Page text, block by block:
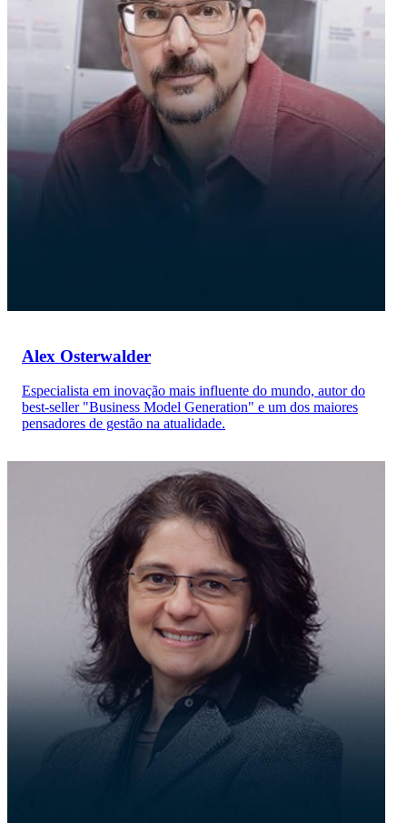
Alex Osterwalder
Especialista em inovação mais influente do mundo, autor do
best-seller "Business Model Generation" e um dos maiores
pensadores de gestão na atualidade.